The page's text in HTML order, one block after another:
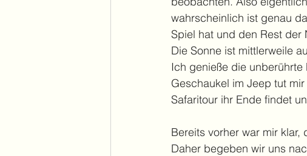
wahrscheinlich ist genau
Spiel hat und den Rest der
Die Sonne ist mittlerweile
Ich genieße die
Geschaukel im Jeep tut
Safaritour ihr Ende findet
Bereits vorher war mir
Daher begeben wir uns